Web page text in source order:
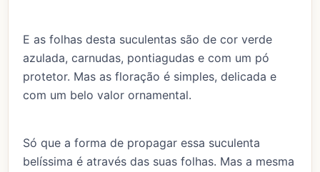
E as folhas desta suculentas são de cor verde
azulada, carnudas, pontiagudas e com um pó
protetor. Mas as floração é simples, delicada e
com um belo valor ornamental.
Só que a forma de propagar essa suculenta
belíssima é através das suas folhas. Mas a mesma